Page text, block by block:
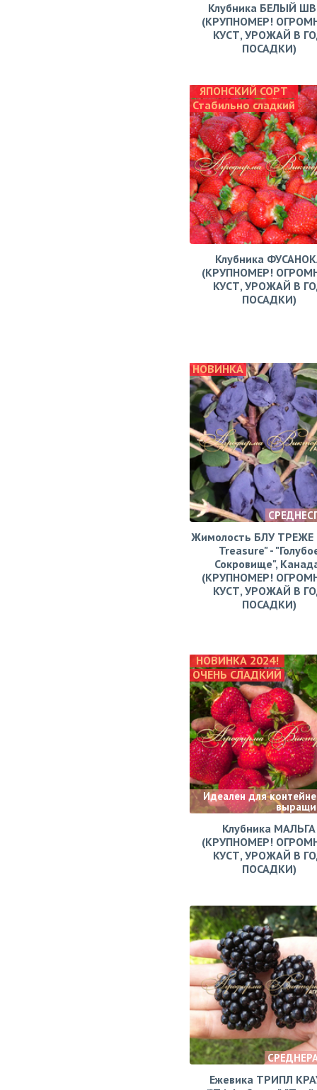
Клубника БЕЛЫЙ
(КРУПНОМЕР!
КУСТ, УРОЖАЙ В
ПОСАДКИ)
ЯПОНСКИЙ СОРТ
Стабильно сладкий
Клубника
(КРУПНОМЕР!
КУСТ, УРОЖАЙ В
ПОСАДКИ)
НОВИНКА
Жимолость БЛУ ТРЕЖЕ
Treasure" -
Сокровище",
(КРУПНОМЕР!
КУСТ, УРОЖАЙ В
ПОСАДКИ)
НОВИНКА 2024!
ОЧЕНЬ СЛАДКИЙ
Идеален для
Клубника МАЛЬГА
(КРУПНОМЕР!
КУСТ, УРОЖАЙ В
ПОСАДКИ)
Ежевика ТРИПЛ